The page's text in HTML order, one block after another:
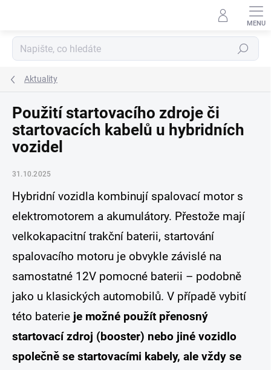
Hledat
Aktuality
Použití startovacího zdroje či
startovacích kabelů u hybridních
vozidel
31.10.2025
Hybridní vozidla kombinují spalovací motor s
elektromotorem a akumulátory. Přestože mají
velkokapacitní trakční baterii, startování
spalovacího motoru je obvykle závislé na
samostatné 12V pomocné baterii – podobně
jako u klasických automobilů. V případě vybití
této baterie je možné použít přenosný
startovací zdroj (booster) nebo jiné vozidlo
společně se startovacími kabely, ale vždy se